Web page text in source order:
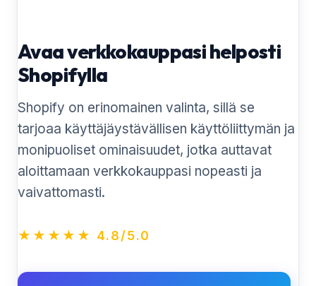
Avaa verkkokauppasi helposti
Shopifylla
Shopify on erinomainen valinta, sillä se
tarjoaa käyttäjäystävällisen käyttöliittymän ja
monipuoliset ominaisuudet, jotka auttavat
aloittamaan verkkokauppasi nopeasti ja
vaivattomasti.
★★★★★ 4.8/5.0